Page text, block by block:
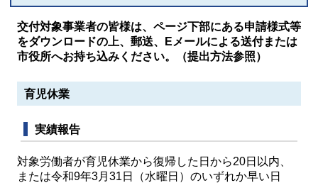
交付対象事業者の皆様は、ページ下部にある申請様式等
をダウンロードの上、郵送、Eメールによる送付または
市役所へお持ち込みください。（提出方法参照）
育児休業
実績報告
対象労働者が育児休業から復帰した日から20日以内、
または令和9年3月31日（水曜日）のいずれか早い日